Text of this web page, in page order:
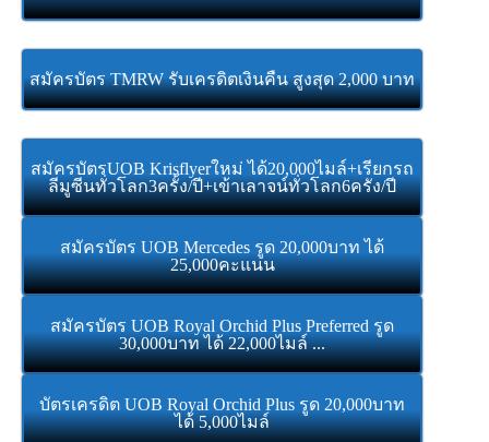
สมัครบัตร TMRW รับเครดิตเงินคืน สูงสุด 2,000 บาท
สมัครบัตรUOB Krisflyerใหม่ ได้20,000ไมล์+เรียกรถ
ลีมูซีนทั่วโลก3ครั้ง/ปี+เข้าเลาจน์ทั่วโลก6ครัง/ปี
สมัครบัตร UOB Mercedes รูด 20,000บาท ได้
25,000คะแนน
สมัครบัตร UOB Royal Orchid Plus Preferred รูด
30,000บาท ได้ 22,000ไมล์ ...
บัตรเครดิต UOB Royal Orchid Plus รูด 20,000บาท
ได้ 5,000ไมล์